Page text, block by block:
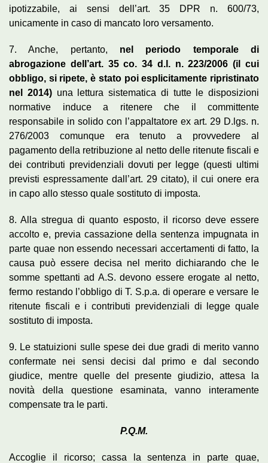
ipotizzabile, ai sensi dell’art. 35 DPR n. 600/73,
unicamente in caso di mancato loro versamento.
7. Anche, pertanto, nel periodo temporale di
abrogazione dell’art. 35 co. 34 d.l. n. 223/2006 (il cui
obbligo, si ripete, è stato poi esplicitamente ripristinato
nel 2014)una lettura sistematica di tutte le disposizioni
normative induce a ritenere che il committente
responsabile in solido con l’appaltatore ex art. 29 D.lgs. n.
276/2003 comunque era tenuto a provvedere al
pagamento della retribuzione al netto delle ritenute fiscali e
dei contributi previdenziali dovuti per legge (questi ultimi
previsti espressamente dall’art. 29 citato), il cui onere era
in capo allo stesso quale sostituto di imposta.
8. Alla stregua di quanto esposto, il ricorso deve essere
accolto e, previa cassazione della sentenza impugnata in
parte quae non essendo necessari accertamenti di fatto, la
causa può essere decisa nel merito dichiarando che le
somme spettanti ad A.S. devono essere erogate al netto,
fermo restando l’obbligo di T. S.p.a. di operare e versare le
ritenute fiscali e i contributi previdenziali di legge quale
sostituto di imposta.
9. Le statuizioni sulle spese dei due gradi di merito vanno
confermate nei sensi decisi dal primo e dal secondo
giudice, mentre quelle del presente giudizio, attesa la
novità della questione esaminata, vanno interamente
compensate tra le parti.
P.Q.M.
Accoglie il ricorso; cassa la sentenza in parte quae,